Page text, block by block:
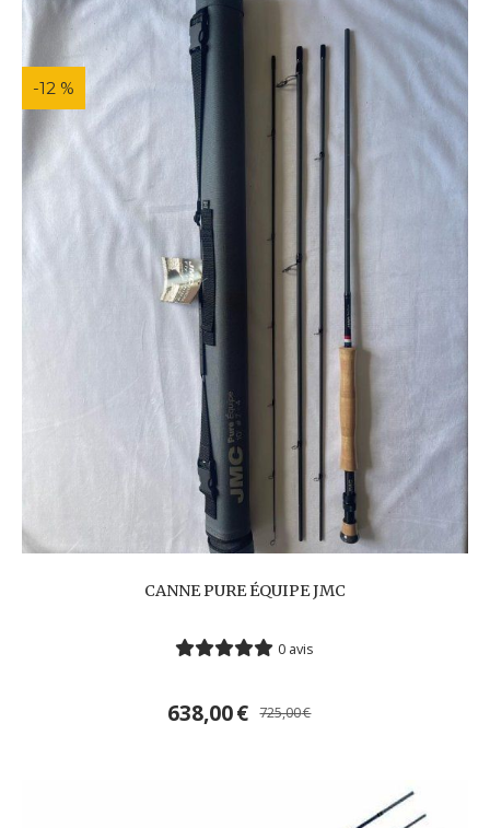
-12 %
CANNE PURE ÉQUIPE JMC
0 avis
638,00€ 725,00€